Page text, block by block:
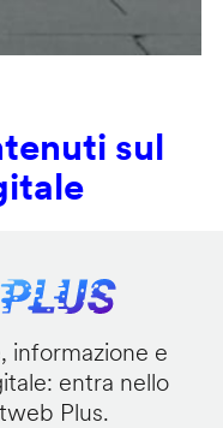
sul
informazione e
entra nello
Plus.